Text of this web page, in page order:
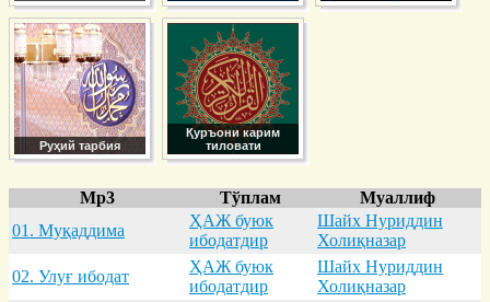
Руҳий тарбия
Қуръони карим
тиловати
Mp3 Тўплам
Муаллиф
01. Муқaддимa
ҲАЖ буюк
ибодатдир
Шайх Нуриддин
Холиқназар
02. Улуғ ибодaт
ҲАЖ буюк
ибодатдир
Шайх Нуриддин
Холиқназар